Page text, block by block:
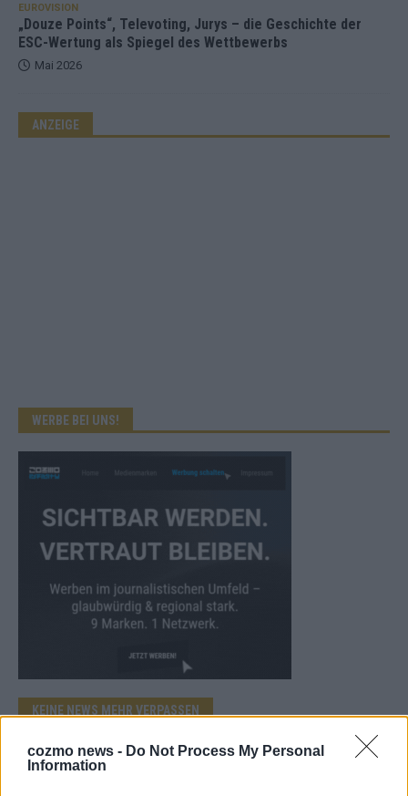
cozmo news - Do Not Process My Personal
Information
EUROVISION
„Douze Points“, Televoting, Jurys – die Geschichte der
ESC-Wertung als Spiegel des Wettbewerbs
Mai 2026
ANZEIGE
WERBE BEI UNS!
KEINE NEWS MEHR VERPASSEN